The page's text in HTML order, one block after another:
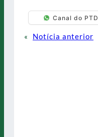
Canal do PTD
«
Notícia anterior